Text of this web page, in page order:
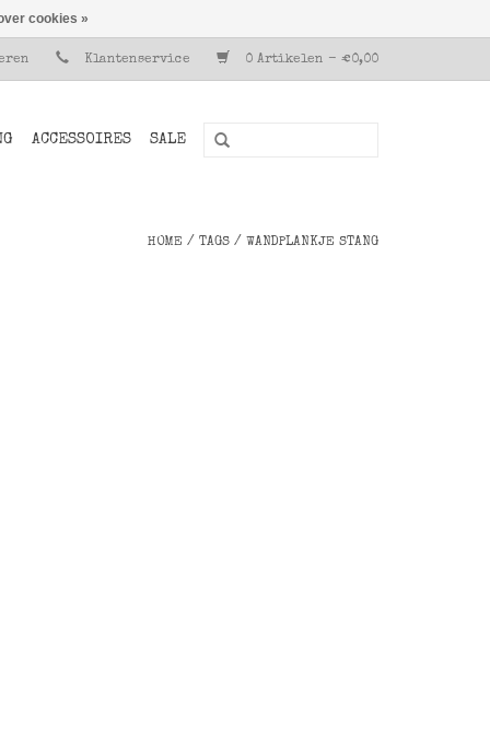
Klantenservice 0 Artikelen - €0,00
ACCESSOIRES SALE
HOME / TAGS / WANDPLANKJE STANG
cookies »